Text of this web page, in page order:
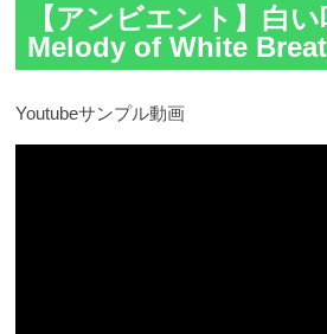
【アンビエント】白
Melody of White
Youtubeサンプル動画